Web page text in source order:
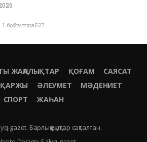
1 бойынша527
ЖАҢАЛЫҚТАР ҚОҒАМ
САЯСАТ
ҚАРЖЫ ӘЛЕУМЕТ
МӘДЕНИЕТ
СПОРТ
ЖАҺАН
gazet. Барлық құқықтар сақталған.